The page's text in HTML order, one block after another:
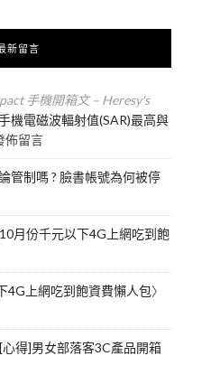
新留言
手機開箱文 – Heresy's
機電磁波輻射值(SAR)最高與
佈留言
管制嗎 ? 臉書帳號為何被停
10月份千元以下4G上網吃到飽
4G上網吃到飽資費懶人包〉
[心得]男女部落客3C產品開箱